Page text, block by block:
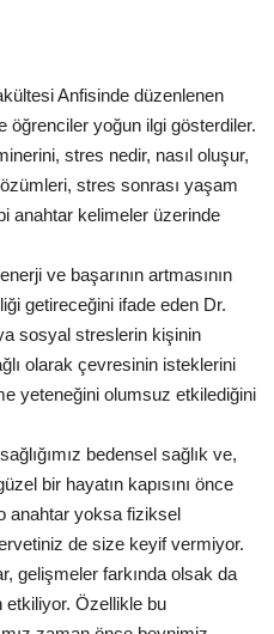
Anfisinde düzenlenen
öğrenciler yoğun ilgi gösterdiler.
stres nedir, nasıl oluşur,
stres sonrası yaşam
anahtar kelimeler üzerinde
ve başarının artmasının
getireceğini ifade eden Dr.
sosyal streslerin kişinin
olarak çevresinin isteklerini
yeteneğini olumsuz etkilediğini
bedensel sağlık ve,
bir hayatın kapısını önce
anahtar yoksa fiziksel
de size keyif vermiyor.
gelişmeler farkında olsak da
Özellikle bu